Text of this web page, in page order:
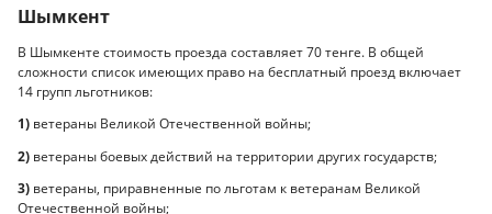
Шымкент
В Шымкенте стоимость проезда составляет 70 тенге. В общей
сложности список имеющих право на бесплатный проезд включает
14 групп льготников:
1) ветераны Великой Отечественной войны;
2) ветераны боевых действий на территории других государств;
3) ветераны, приравненные по льготам к ветеранам Великой
Отечественной войны;